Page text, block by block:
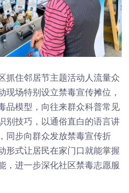
抓住邻居节主题活动人流量众
现场特别设立禁毒宣传摊位，
品模型，向往来群众科普常见
别技巧，以通俗直白的语言讲
同步向群众发放禁毒宣传折
形式让居民在家门口就能掌握
，进一步深化社区禁毒志愿服